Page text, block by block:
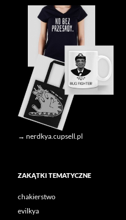
→ nerdkya.cupsell.pl
ZAKĄTKI TEMATYCZNE
chakierstwo
evilkya